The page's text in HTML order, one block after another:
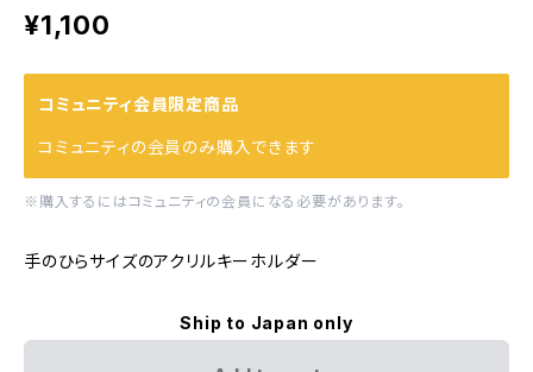
¥1,100
コミュニティ会員限定商品
コミュニティの会員のみ購入できます
※購入するにはコミュニティの会員になる必要があります。
手のひらサイズのアクリルキーホルダー
Ship to Japan only